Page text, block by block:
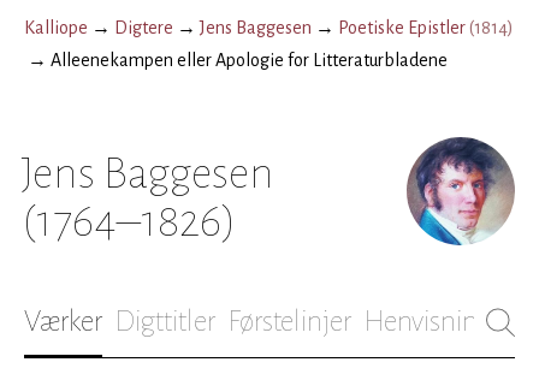
Kalliope → Digtere →Jens Baggesen → Poetiske Epistler(1814)
→ Alleenekampen eller Apologie for Litteraturbladene
Jens Baggesen
(1764–1826)
Værker Digttitler Førstelinjer Henvisninger